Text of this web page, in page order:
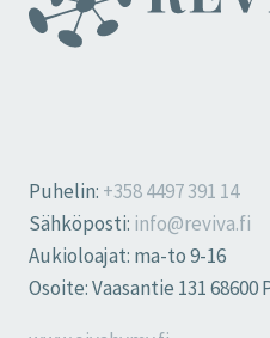
Puhelin: +358 4497 391 14
Sähköposti: info@reviva.fi
Aukioloajat: ma-to 9-16
Osoite: Vaasantie 131 68600